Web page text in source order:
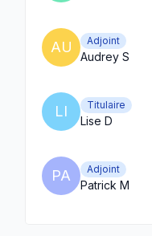
AU Adjoint
Audrey S
LI Titulaire
Lise D
PA Adjoint
Patrick M